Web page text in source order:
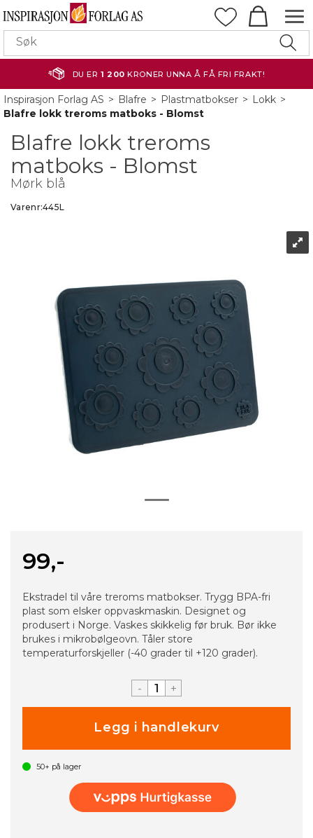
DU ER1 200 KRONER UNNA Å FÅ FRI FRAKT!
Inspirasjon Forlag AS> Blafre> Plastmatbokser> Lokk>
Blafre lokk treroms matboks - Blomst
Blafre lokk treroms
matboks - Blomst
Mørk blå
Varenr:445L
99,-
Ekstradel til våre treroms matbokser. Trygg BPA-fri
plast som elsker oppvaskmaskin. Designet og
produsert i Norge. Vaskes skikkelig før bruk. Bør ikke
brukes i mikrobølgeovn. Tåler store
temperaturforskjeller (-40 grader til +120 grader).
- +
50+ på lager